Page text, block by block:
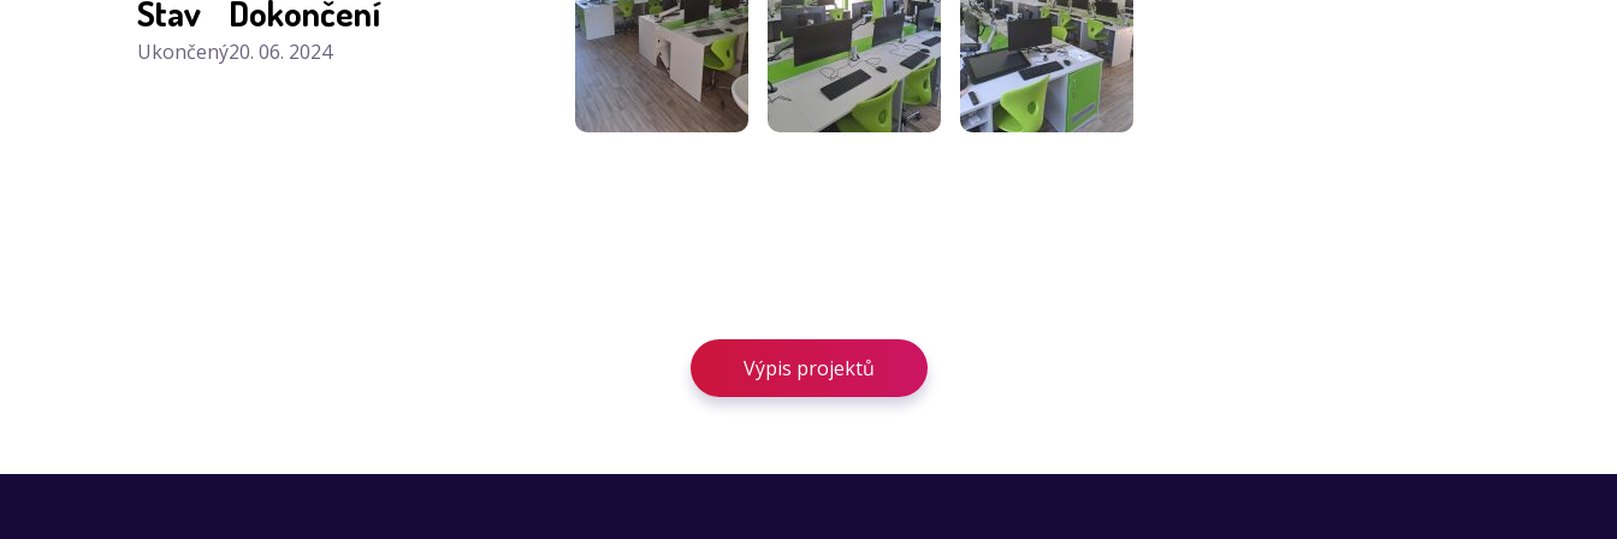
Stav
Ukončený
Dokončení
20. 06. 2024
Výpis projektů